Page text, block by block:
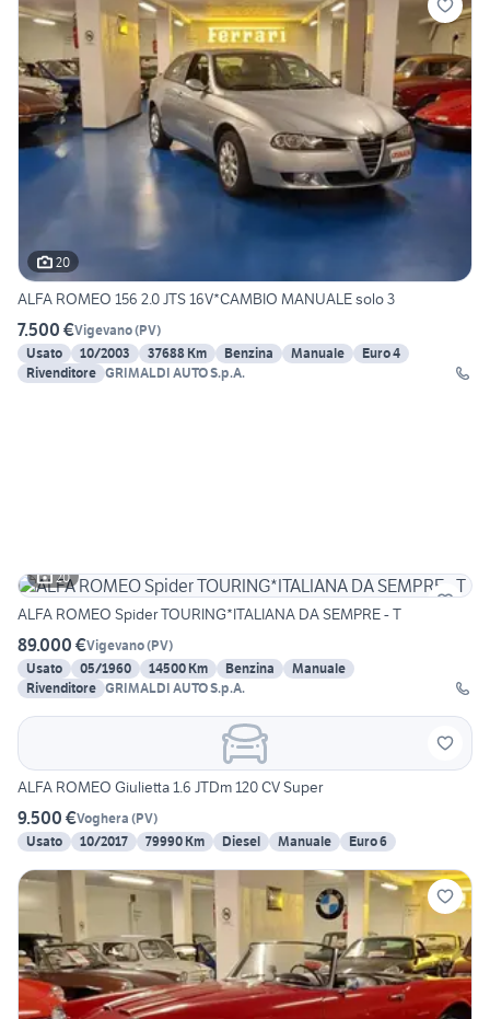
20
ALFA ROMEO 156 2.0 JTS 16V*CAMBIO MANUALE solo 3
7.500 €Vigevano(PV)
Usato
10/2003 37688 Km Benzina Manuale
Euro 4
Rivenditore GRIMALDI AUTO S.p.A.
20
ALFA ROMEO Spider TOURING*ITALIANA DA SEMPRE - T
89.000 €Vigevano(PV)
Usato
05/1960 14500 Km Benzina
Manuale
Rivenditore GRIMALDI AUTO S.p.A.
ALFA ROMEO Giulietta 1.6 JTDm 120 CV Super
9.500 €Voghera (PV)
Usato
10/2017 79990 Km Diesel Manuale Euro 6